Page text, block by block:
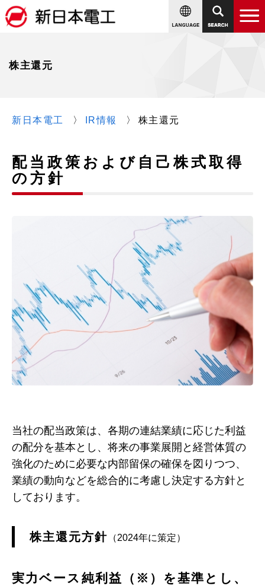
株主還元
新日本電工 IR情報 株主還元
配当政策および自己株式取得
の方針
当社の配当政策は、各期の連結業績に応じた利益
の配分を基本とし、将来の事業展開と経営体質の
強化のために必要な内部留保の確保を図りつつ、
業績の動向などを総合的に考慮し決定する方針と
しております。
株主還元方針 （2024年に策定）
実力ベース純利益（※）を基準とし、